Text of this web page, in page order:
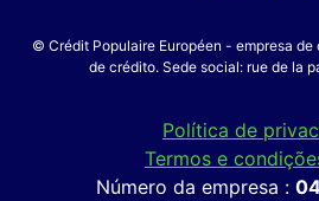
© Crédit Populaire Européen - empresa
de crédito. Sede social: rue de la
Política de
Termos e
Número da empresa :